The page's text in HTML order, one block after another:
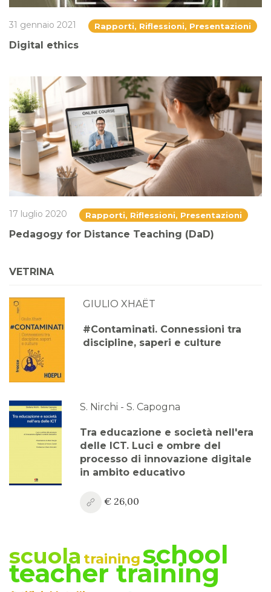
31 gennaio 2021 Rapporti, Riflessioni, Presentazioni
Digital ethics
17 luglio 2020 Rapporti, Riflessioni, Presentazioni
Pedagogy for Distance Teaching (DaD)
VETRINA
GIULIO XHAËT
#Contaminati. Connessioni tra
discipline, saperi e culture
S. Nirchi - S. Capogna
Tra educazione e società nell'era
delle ICT. Luci e ombre del
processo di innovazione digitale
in ambito educativo
€ 26,00
scuola trainingschool
teacher training